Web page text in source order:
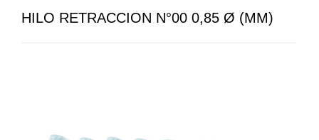
HILO RETRACCION N°00 0,85 Ø (MM)